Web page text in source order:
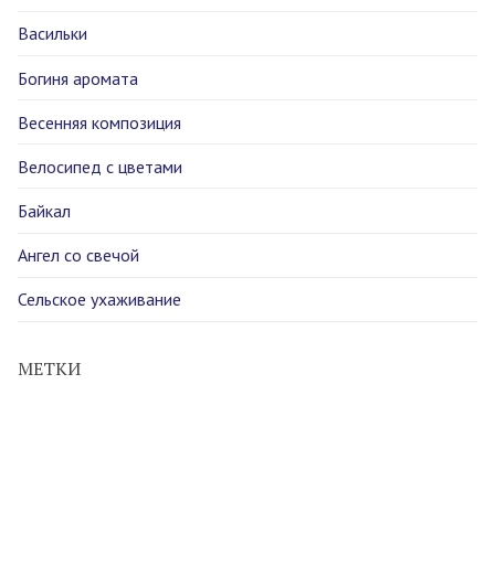
Васильки
Богиня аромата
Весенняя композиция
Велосипед с цветами
Байкал
Ангел со свечой
Сельское ухаживание
МЕТКИ